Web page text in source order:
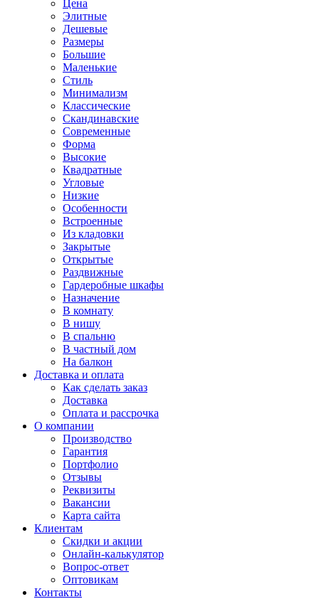
Цена
Элитные
Дешевые
Размеры
Большие
Маленькие
Стиль
Минимализм
Классические
Скандинавские
Современные
Форма
Высокие
Квадратные
Угловые
Низкие
Особенности
Встроенные
Из кладовки
Закрытые
Открытые
Раздвижные
Гардеробные шкафы
Назначение
В комнату
В нишу
В спальню
В частный дом
На балкон
Доставка и оплата
Как сделать заказ
Доставка
Оплата и рассрочка
О компании
Производство
Гарантия
Портфолио
Отзывы
Реквизиты
Вакансии
Карта сайта
Клиентам
Скидки и акции
Онлайн-калькулятор
Вопрос-ответ
Оптовикам
Контакты